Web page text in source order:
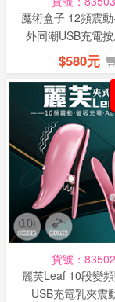
魔術盒子 12頻震
外同潮USB充電
$580元
貨號：
麗芙Leaf 10段變
USB充電乳夾震